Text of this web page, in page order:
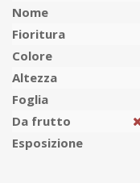
Nome
Fioritura
Colore
Altezza
Foglia
Da frutto
Esposizione